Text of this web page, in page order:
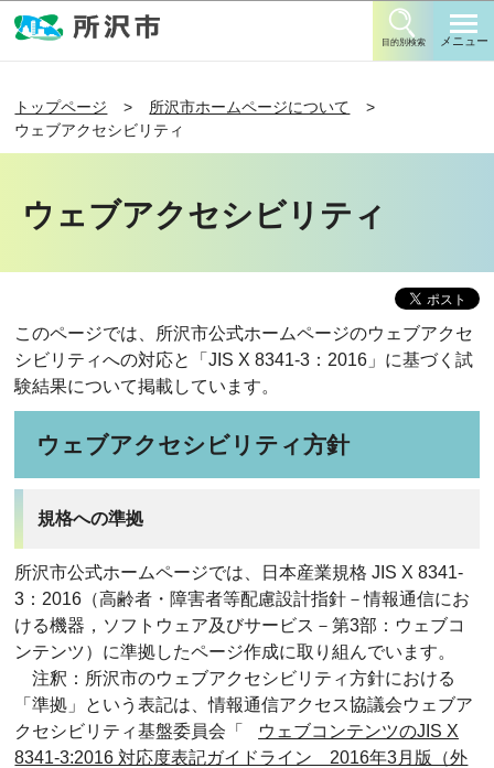
目的別検索 メニュー
トップページ
所沢市ホームページについて
ウェブアクセシビリティ
ウェブアクセシビリティ
このページでは、所沢市公式ホームページのウェブアクセ
シビリティへの対応と「JIS X 8341-3：2016」に基づく試
験結果について掲載しています。
ウェブアクセシビリティ方針
規格への準拠
所沢市公式ホームページでは、日本産業規格 JIS X 8341-
3：2016（高齢者・障害者等配慮設計指針－情報通信にお
ける機器，ソフトウェア及びサービス－第3部：ウェブコ
ンテンツ）に準拠したページ作成に取り組んでいます。
注釈：所沢市のウェブアクセシビリティ方針における
「準拠」という表記は、情報通信アクセス協議会ウェブア
クセシビリティ基盤委員会「
ウェブコンテンツのJIS X
8341-3:2016 対応度表記ガイドライン 2016年3月版（外